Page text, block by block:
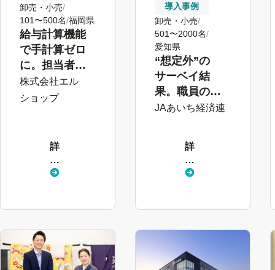
卸売・小売
101〜500名 福岡県
給与計算機能
で手計算ゼロ
に。担当者の
業務効率化と
心理的負担の
株式会社エル
ショップ
詳
し
く
導入事例
卸売・小売
501〜2000名
愛知県
“想定外”の
サーベイ結
果。職員の生
の声を起点と
JAあいち経済連
詳
し
く